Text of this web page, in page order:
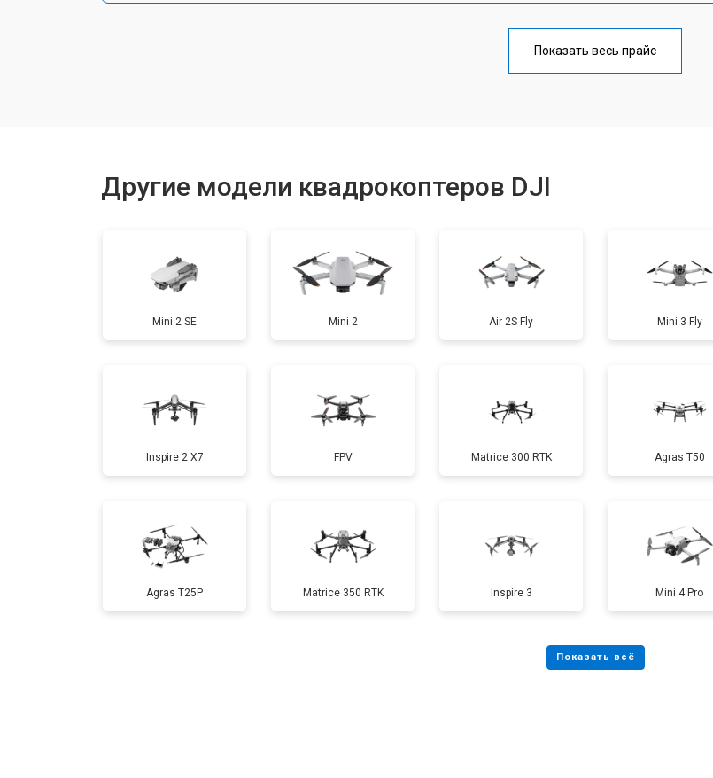
от 60 мин
Замена аккумулятора от 60 мин
Настройка шифрования Wi-Fi от 40 мин
Прошивка от 70 мин
Замена материнской платы от 60 мин
Ремонт корпуса от 100 мин
Показать весь прайс
Другие модели квадрокоптеров DJI
Mini 2 SE Mini 2 Air 2S Fly Mini 3 Fly
Inspire 2 X7 FPV Matrice 300 RTK Agras T50
Agras T25P Matrice 350 RTK Inspire 3 Mini 4 Pro